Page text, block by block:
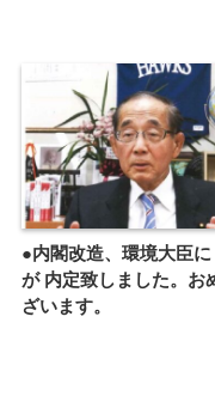
●内閣改造、環境大臣
が 内定致しました。お
ざいます。